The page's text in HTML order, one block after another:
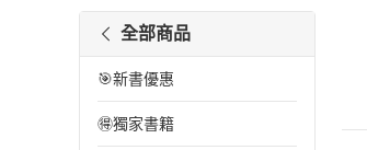
全部商品
🎯新書優惠
🉐獨家書籍